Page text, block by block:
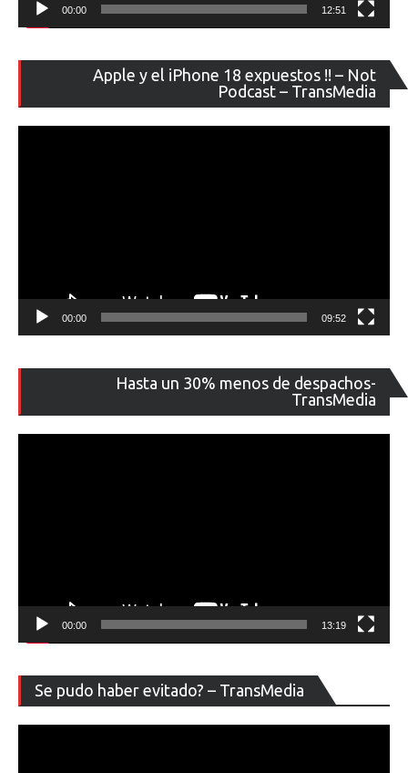
00:00 12:51
Apple y el iPhone 18 expuestos !! – Not
Podcast – TransMedia
de
00:00 09:52
Hasta un 30% menos de despachos-
TransMedia
de
00:00 13:19
Se pudo haber evitado? – TransMedia
de